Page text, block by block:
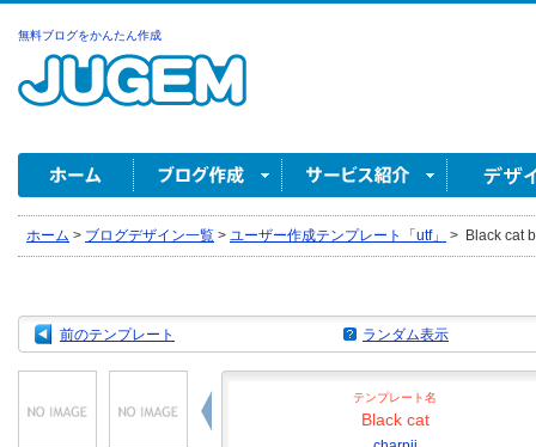
無料ブログをかんたん作成
ホーム > ブログデザイン一覧 > ユーザー作成テンプレート「utf」 > Black cat
前のテンプレート ランダム表示
テンプレート名
Black cat